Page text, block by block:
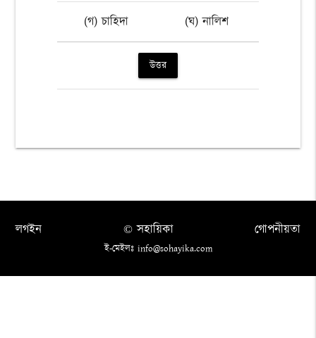
(গ) চাহিদা (ঘ) নালিশ
উত্তর
লগইন গোপনীয়তা
© সহায়িকা
ই-মেইলঃ info@sohayika.com